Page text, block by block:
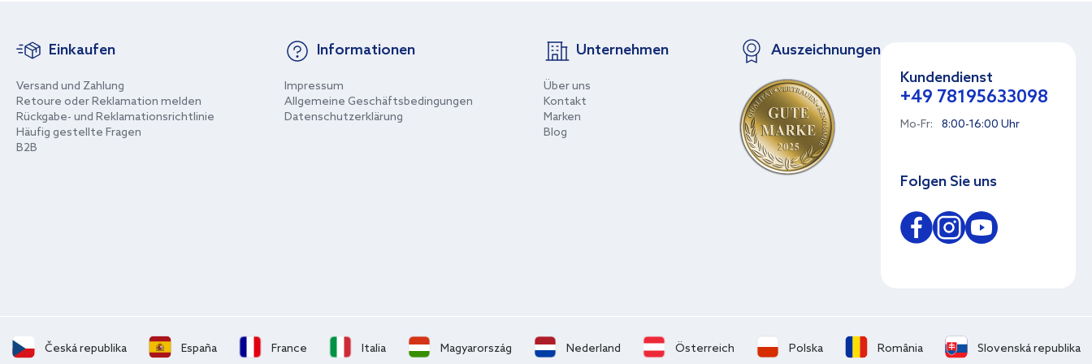
Einkaufen
Versand und Zahlung
Retoure oder Reklamation melden
Rückgabe- und Reklamationsrichtlinie
Häufig gestellte Fragen
B2B
Informationen
Impressum
Allgemeine Geschäftsbedingungen
Datenschutzerklärung
Unternehmen
Über uns
Kontakt
Marken
Blog
Auszeichnungen
Kundendienst
+49 78195633098
Mo-Fr: 8:00-16:00 Uhr
Folgen Sie uns
Česká republika España France Italia Magyarország Nederland Österreich Polska România Slovenská republika